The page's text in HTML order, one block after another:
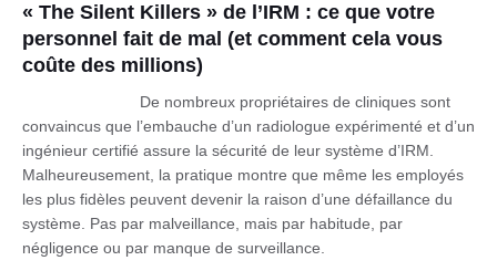
« The Silent Killers » de l’IRM : ce que votre
personnel fait de mal (et comment cela vous
coûte des millions)
De nombreux propriétaires de cliniques sont
convaincus que l’embauche d’un radiologue expérimenté et d’un
ingénieur certifié assure la sécurité de leur système d’IRM.
Malheureusement, la pratique montre que même les employés
les plus fidèles peuvent devenir la raison d’une défaillance du
système. Pas par malveillance, mais par habitude, par
négligence ou par manque de surveillance.